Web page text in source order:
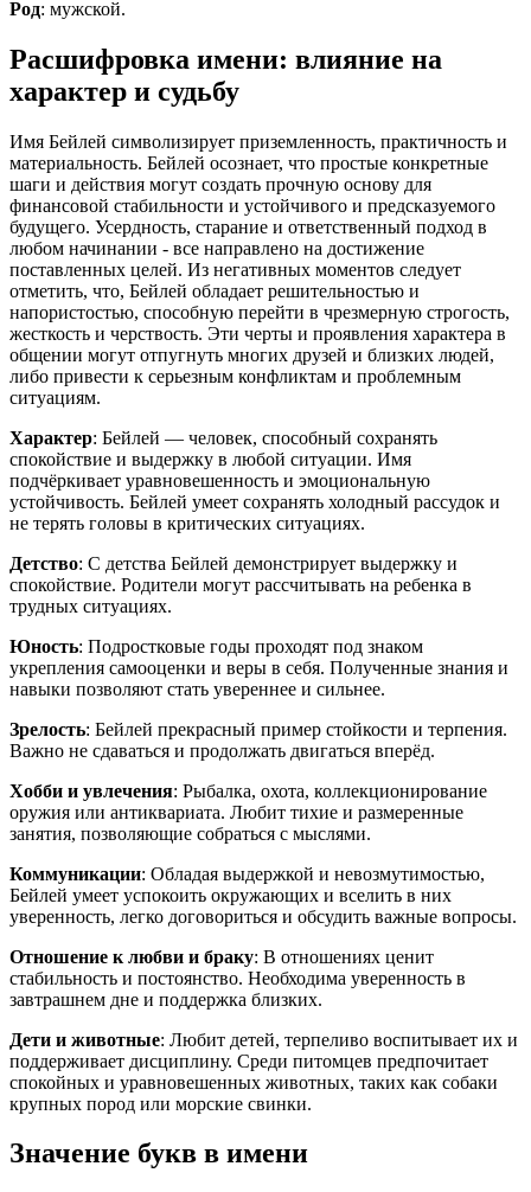
Род: мужской.
Расшифровка имени: влияние на
характер и судьбу
Имя Бейлей символизирует приземленность, практичность и
материальность. Бейлей осознает, что простые конкретные
шаги и действия могут создать прочную основу для
финансовой стабильности и устойчивого и предсказуемого
будущего. Усердность, старание и ответственный подход в
любом начинании - все направлено на достижение
поставленных целей. Из негативных моментов следует
отметить, что, Бейлей обладает решительностью и
напористостью, способную перейти в чрезмерную строгость,
жесткость и черствость. Эти черты и проявления характера в
общении могут отпугнуть многих друзей и близких людей,
либо привести к серьезным конфликтам и проблемным
ситуациям.
Характер: Бейлей — человек, способный сохранять
спокойствие и выдержку в любой ситуации. Имя
подчёркивает уравновешенность и эмоциональную
устойчивость. Бейлей умеет сохранять холодный рассудок и
не терять головы в критических ситуациях.
Детство: С детства Бейлей демонстрирует выдержку и
спокойствие. Родители могут рассчитывать на ребенка в
трудных ситуациях.
Юность: Подростковые годы проходят под знаком
укрепления самооценки и веры в себя. Полученные знания и
навыки позволяют стать увереннее и сильнее.
Зрелость: Бейлей прекрасный пример стойкости и терпения.
Важно не сдаваться и продолжать двигаться вперёд.
Хобби и увлечения: Рыбалка, охота, коллекционирование
оружия или антиквариата. Любит тихие и размеренные
занятия, позволяющие собраться с мыслями.
Коммуникации: Обладая выдержкой и невозмутимостью,
Бейлей умеет успокоить окружающих и вселить в них
уверенность, легко договориться и обсудить важные вопросы.
Отношение к любви и браку: В отношениях ценит
стабильность и постоянство. Необходима уверенность в
завтрашнем дне и поддержка близких.
Дети и животные: Любит детей, терпеливо воспитывает их и
поддерживает дисциплину. Среди питомцев предпочитает
спокойных и уравновешенных животных, таких как собаки
крупных пород или морские свинки.
Значение букв в имени